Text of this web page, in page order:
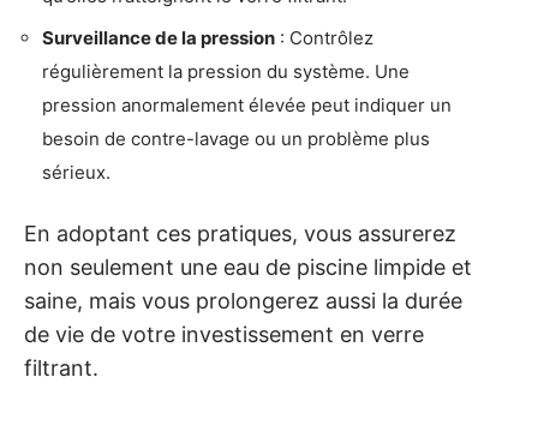
Surveillance de la pression : Contrôlez
régulièrement la pression du système. Une
pression anormalement élevée peut indiquer un
besoin de contre-lavage ou un problème plus
sérieux.
En adoptant ces pratiques, vous assurerez
non seulement une eau de piscine limpide et
saine, mais vous prolongerez aussi la durée
de vie de votre investissement en verre
filtrant.